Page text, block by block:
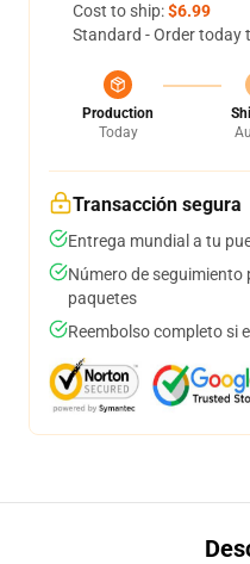
Cost to ship:$6.99
Standard - Order today
Production
Today
Transacción segura
Entrega mundial a tu
Número de
paquetes
Reembolso completo si